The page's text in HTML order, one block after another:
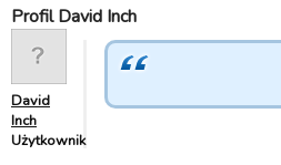
Profil David Inch
David
Inch
Użytkownik